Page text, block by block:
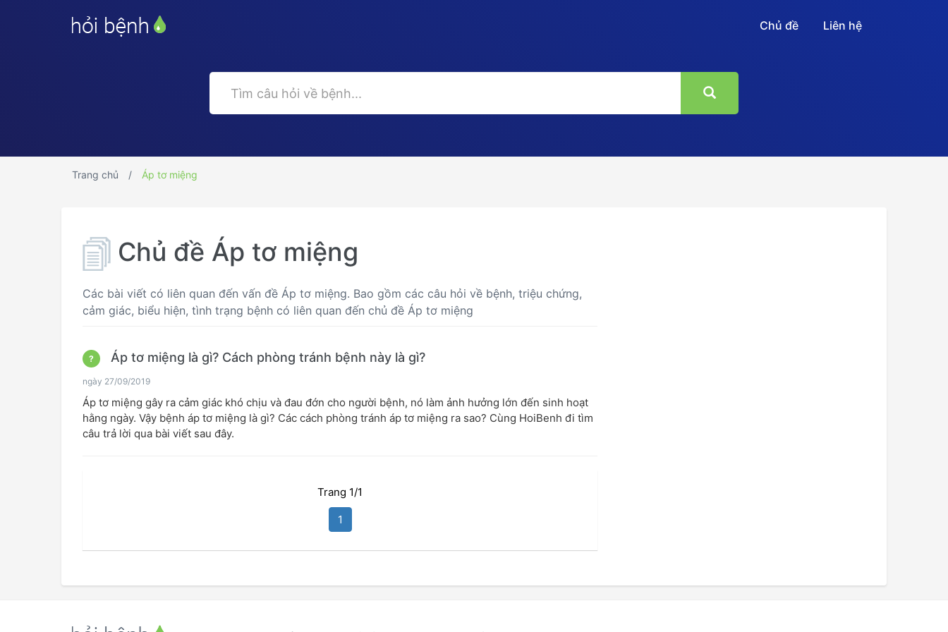
Chủ đề Liên hệ
Trang chủ Áp tơ miệng
Chủ đề Áp tơ miệng
Các bài viết có liên quan đến vấn đề Áp tơ miệng. Bao gồm các câu hỏi về bệnh, triệu chứng,
cảm giác, biểu hiện, tình trạng bệnh có liên quan đến chủ đề Áp tơ miệng
? Áp tơ miệng là gì? Cách phòng tránh bệnh này là gì?
ngày 27/09/2019
Áp tơ miệng gây ra cảm giác khó chịu và đau đớn cho người bệnh, nó làm ảnh hưởng lớn đến sinh hoạt
hằng ngày. Vậy bệnh áp tơ miệng là gì? Các cách phòng tránh áp tơ miệng ra sao? Cùng HoiBenh đi tìm
câu trả lời qua bài viết sau đây.
Trang 1/1
1